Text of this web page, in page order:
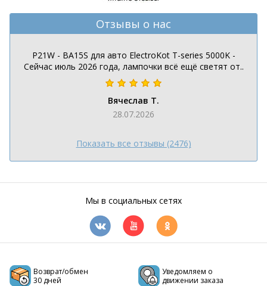
Отзывы о нас
P21W - BA15S для авто ElectroKot T-series 5000K -
Сейчас июль 2026 года, лампочки всё ещё светят от..
Вячеслав Т.
28.07.2026
Показать все отзывы (2476)
Мы в социальных сетях
Возврат/обмен
30 дней
Уведомляем о
движении заказа